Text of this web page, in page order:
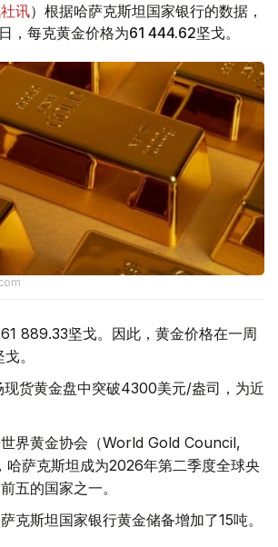
讯）根据哈萨克斯坦国家银行的数据，
，每克黄金价格为61 444.62坚戈。
889.33坚戈。因此，黄金价格在一周
。
货黄金盘中突破4300美元/盎司，为近
世界黄金协会（World Gold Council,
哈萨克斯坦成为2026年第二季度全球央
五的国家之一。
克斯坦国家银行黄金储备增加了15吨。